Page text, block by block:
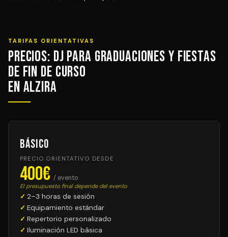
TARIFAS ORIENTATIVAS
Precios: DJ para Graduaciones y Fiestas
de Fin de Curso
en Alzira
Básico
PRECIO ORIENTATIVO DESDE
400€ / evento
El presupuesto final depende del evento
2–3 horas de sesión
Equipamiento estándar
Repertorio personalizado
Iluminación LED básica